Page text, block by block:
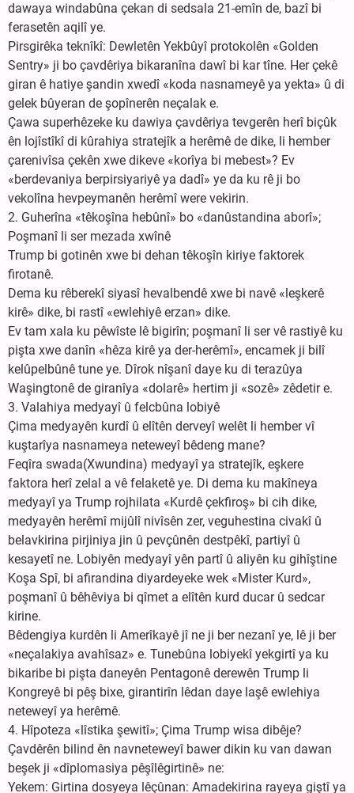
dawaya windabûna çekan di sedsala 21-emîn de, bazî bi
ferasetên aqilî ye.
Pirsgirêka teknîkî: Dewletên Yekbûyî protokolên «Golden
Sentry» ji bo çavdêriya bikaranîna dawî bi kar tîne. Her çekê
giran ê hatiye şandin xwedî «koda nasnameyê ya yekta» û di
gelek bûyeran de şopînerên neçalak e.
Çawa superhêzeke ku dawiya çavdêriya tevgerên herî biçûk
ên lojîstîkî di kûrahiya stratejîk a herêmê de dike, li hember
çarenivîsa çekên xwe dikeve «korîya bi mebest»? Ev
«berdevaniya berpirsiyariyê ya dadî» ye da ku rê ji bo
vekolîna hevpeymanên herêmî were vekirin.
2. Guherîna «têkoşîna hebûnî» bo «danûstandina aborî»;
Poşmanî li ser mezada xwînê
Trump bi gotinên xwe bi dehan têkoşîn kiriye faktorek
firotanê.
Dema ku rêberekî siyasî hevalbendê xwe bi navê «leşkerê
kirê» dike, bi rastî «ewlehiyê erzan» dike.
Ev tam xala ku pêwîste lê bigirîn; poşmanî li ser vê rastiyê ku
pişta xwe danîn «hêza kirê ya der-herêmî», encamek ji bilî
kelûpelbûnê tune ye. Dîrok nîşanî daye ku di terazûya
Waşingtonê de giranîya «dolarê» hertim ji «sozê» zêdetir e.
3. Valahiya medyayî û felcbûna lobiyê
Çima medyayên kurdî û elîtên derveyî welêt li hember vî
kuştarîya nasnameya neteweyî bêdeng mane?
Feqîra swada(Xwundina) medyayî ya stratejîk, eşkere
faktora herî zelal a vê felaketê ye. Di dema ku makîneya
medyayî ya Trump rojhilata «Kurdê çekfiroş» bi cih dike,
medyayên herêmî mijûlî nivîsên zer, veguhestina civakî û
belavkirina pirjiniya jin û pevçûnên destpêkî, partiyî û
kesayetî ne. Lobiyên medyayî yên partî û aliyên ku gihîştine
Koşa Spî, bi afirandina diyardeyeke wek «Mister Kurd»,
poşmanî û bêhêviya bi qîmet a elîtên kurd ducar û sedcar
kirine.
Bêdengiya kurdên li Amerîkayê jî ne ji ber nezanî ye, lê ji ber
«neçalakiya avahîsaz» e. Tunebûna lobiyekî yekgirtî ya ku
bikaribe bi pişta daneyên Pentagonê derewên Trump li
Kongreyê bi pêş bixe, girantirîn lêdan daye laşê ewlehiya
neteweyî ya herêmê.
4. Hîpoteza «lîstika şewitî»; Çima Trump wisa dibêje?
Çavdêrên bilind ên navneteweyî bawer dikin ku van dawan
beşek ji «dîplomasiya pêşîlêgirtinê» ne:
Yekem: Girtina dosyeya lêçûnan: Amadekirina rayeya giştî ya